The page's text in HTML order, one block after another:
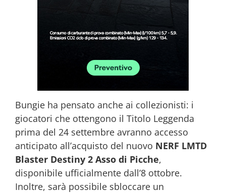
Bungie ha pensato anche ai collezionisti: i
giocatori che ottengono il Titolo Leggenda
prima del 24 settembre avranno accesso
anticipato all’acquisto del nuovo NERF LMTD
Blaster Destiny 2 Asso di Picche,
disponibile ufficialmente dall’8 ottobre.
Inoltre, sarà possibile sbloccare un